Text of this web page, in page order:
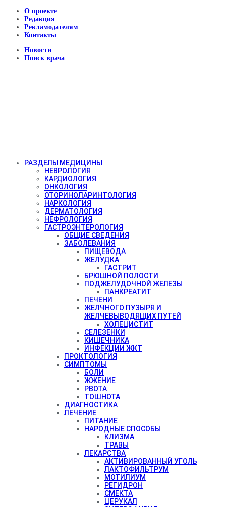
О проекте
Редакция
Рекламодателям
Контакты
Новости
Поиск врача
РАЗДЕЛЫ МЕДИЦИНЫ
НЕВРОЛОГИЯ
КАРДИОЛОГИЯ
ОНКОЛОГИЯ
ОТОРИНОЛАРИНТОЛОГИЯ
НАРКОЛОГИЯ
ДЕРМАТОЛОГИЯ
НЕФРОЛОГИЯ
ГАСТРОЭНТЕРОЛОГИЯ
ОБЩИЕ СВЕДЕНИЯ
ЗАБОЛЕВАНИЯ
ПИЩЕВОДА
ЖЕЛУДКА
ГАСТРИТ
БРЮШНОЙ ПОЛОСТИ
ПОДЖЕЛУДОЧНОЙ ЖЕЛЕЗЫ
ПАНКРЕАТИТ
ПЕЧЕНИ
ЖЕЛЧНОГО ПУЗЫРЯ И
ЖЕЛЧЕВЫВОДЯЩИХ ПУТЕЙ
ХОЛЕЦИСТИТ
СЕЛЕЗЕНКИ
КИШЕЧНИКА
ИНФЕКЦИИ ЖКТ
ПРОКТОЛОГИЯ
СИМПТОМЫ
БОЛИ
ЖЖЕНИЕ
РВОТА
ТОШНОТА
ДИАГНОСТИКА
ЛЕЧЕНИЕ
ПИТАНИЕ
НАРОДНЫЕ СПОСОБЫ
КЛИЗМА
ТРАВЫ
ЛЕКАРСТВА
АКТИВИРОВАННЫЙ УГОЛЬ
ЛАКТОФИЛЬТРУМ
МОТИЛИУМ
РЕГИДРОН
СМЕКТА
ЦЕРУКАЛ